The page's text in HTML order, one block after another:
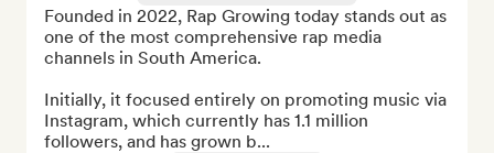
Founded in 2022, Rap Growing today stands out as
one of the most comprehensive rap media
channels in South America.
Initially, it focused entirely on promoting music via
Instagram, which currently has 1.1 million
followers, and has grown b...